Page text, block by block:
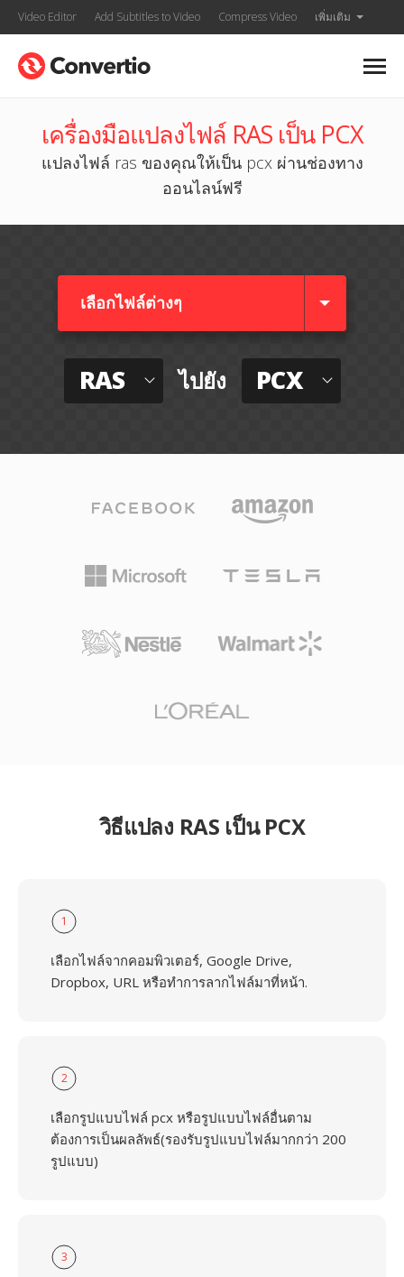
Video Editor Add Subtitles to Video Compress Video เพิ่มเติม
เครื่องมือแปลงไฟล์ RAS เป็น PCX
แปลงไฟล์ ras ของคุณให้เป็น pcx ผ่านช่องทาง
ออนไลน์ฟรี
เลือกไฟล์ต่างๆ​
RAS ไปยัง PCX
วิธีแปลง RAS เป็น PCX
1
เลือกไฟล์จากคอมพิวเตอร์, Google Drive,
Dropbox, URL หรือทำการลากไฟล์มาที่หน้า.
2
เลือกรูปแบบไฟล์ pcx หรือรูปแบบไฟล์อื่นตาม
ต้องการเป็นผลลัพธ์(รองรับรูปแบบไฟล์มากกว่า 200
รูปแบบ)
3